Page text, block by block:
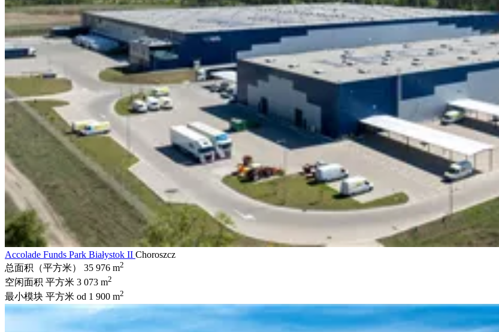
Accolade Funds Park Białystok II Choroszcz
总面积（平方米）
35 976 m2
空闲面积 平方米 3 073 m2
最小模块 平方米 od 1 900 m2